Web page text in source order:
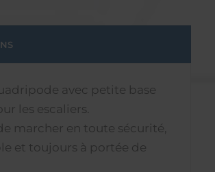
avec petite base
les escaliers.
marcher en toute sécurité,
et toujours à portée de